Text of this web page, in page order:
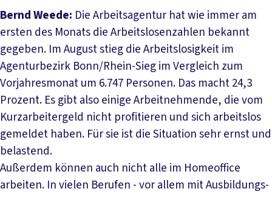
Bernd Weede: Die Arbeitsagentur hat wie immer am
ersten des Monats die Arbeitslosenzahlen bekannt
gegeben. Im August stieg die Arbeitslosigkeit im
Agenturbezirk Bonn/Rhein-Sieg im Vergleich zum
Vorjahresmonat um 6.747 Personen. Das macht 24,3
Prozent. Es gibt also einige Arbeitnehmende, die vom
Kurzarbeitergeld nicht profitieren und sich arbeitslos
gemeldet haben. Für sie ist die Situation sehr ernst und
belastend.
Außerdem können auch nicht alle im Homeoffice
arbeiten. In vielen Berufen - vor allem mit Ausbildungs-